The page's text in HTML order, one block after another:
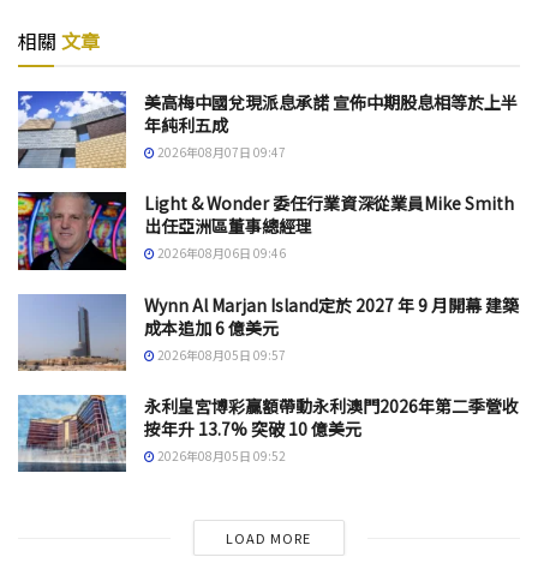
相關 文章
美高梅中國兌現派息承諾 宣佈中期股息相等於上半
年純利五成
2026年08月07日 09:47
Light & Wonder 委任行業資深從業員Mike Smith
出任亞洲區董事總經理
2026年08月06日 09:46
Wynn Al Marjan Island定於 2027 年 9 月開幕 建築
成本追加 6 億美元
2026年08月05日 09:57
永利皇宮博彩贏額帶動永利澳門2026年第二季營收
按年升 13.7% 突破 10 億美元
2026年08月05日 09:52
LOAD MORE